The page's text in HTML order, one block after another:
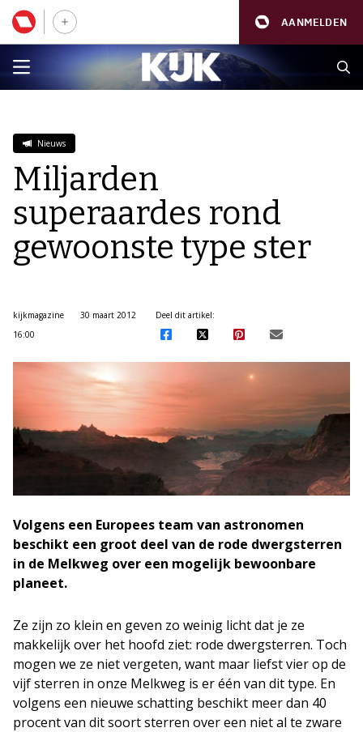
AANMELDEN
Nieuws
Miljarden
superaardes rond
gewoonste type ster
kijkmagazine
30 maart 2012
16:00
Deel dit artikel:
Volgens een Europees team van astronomen
beschikt een groot deel van de rode dwergsterren
in de Melkweg over een mogelijk bewoonbare
planeet.
Ze zijn zo klein en geven zo weinig licht dat je ze
makkelijk over het hoofd ziet: rode dwergsterren. Toch
mogen we ze niet vergeten, want maar liefst vier op de
vijf sterren in onze Melkweg is er één van dit type. En
volgens een nieuwe schatting beschikt meer dan 40
procent van dit soort sterren over een niet al te zware